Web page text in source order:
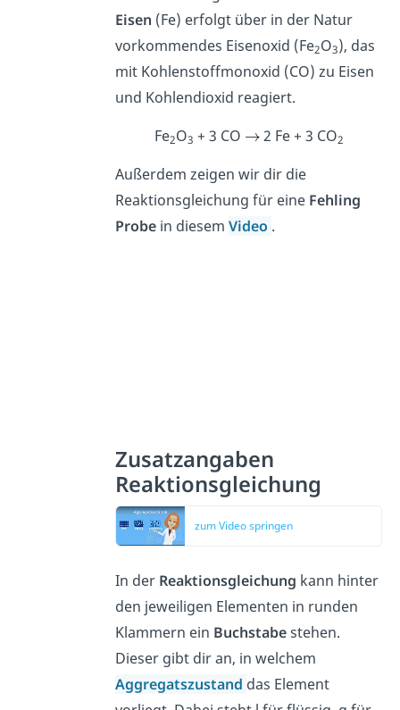
Eisen (Fe) erfolgt über in der Natur
vorkommendes Eisenoxid (Fe2O3), das
mit Kohlenstoffmonoxid (CO) zu Eisen
und Kohlendioxid reagiert.
Fe2O3 + 3 CO 2 Fe + 3 CO2
Außerdem zeigen wir dir die
Reaktionsgleichung für eine Fehling
Probe in diesemVideo .
Zusatzangaben
Reaktionsgleichung
zum Video springen
In der Reaktionsgleichung kann hinter
den jeweiligen Elementen in runden
Klammern ein Buchstabestehen.
Dieser gibt dir an, in welchem
Aggregatszustand das Element